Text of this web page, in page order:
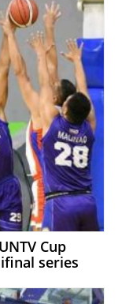
Cup
series